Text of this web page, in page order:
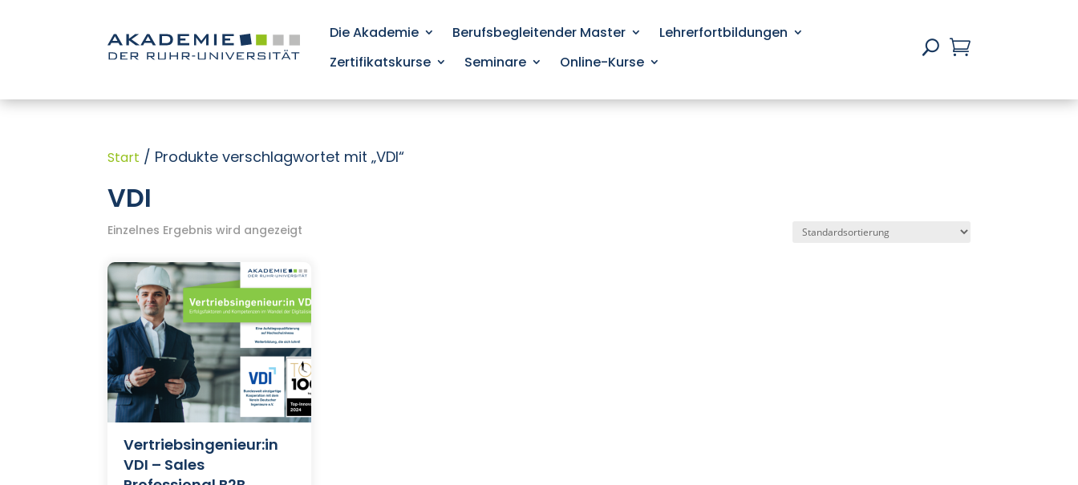
Die Akademie Berufsbegleitender Master
Lehrerfortbildungen
Zertifikatskurse
Seminare Online-Kurse
U 
Start / Produkte verschlagwortet mit „VDI“
VDI
Einzelnes Ergebnis wird angezeigt
Vertriebsingenieur:in
VDI – Sales